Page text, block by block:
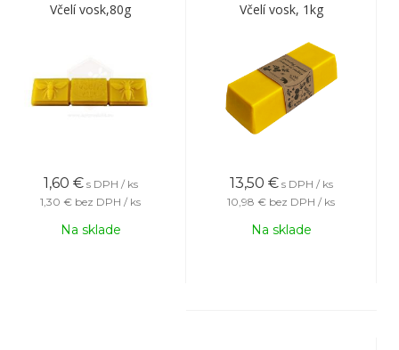
Včelí vosk,80g
1,60 € s DPH / ks
1,30 € bez DPH / ks
Na sklade
Včelí vosk, 1kg
13,50 € s DPH / ks
10,98 € bez DPH / ks
Na sklade